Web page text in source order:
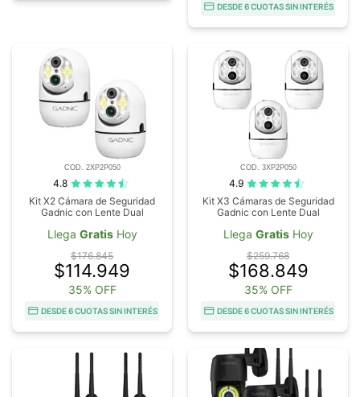
DESDE 6 CUOTAS SIN INTERÉS
COD. 2XP2P050
4.8
Kit X2 Cámara de Seguridad
Gadnic con Lente Dual
Llega GratisHoy
$176.845
$114.949
35% OFF
DESDE 6 CUOTAS SIN INTERÉS
COD. 3XP2P050
4.9
Kit X3 Cámaras de Seguridad
Gadnic con Lente Dual
Llega GratisHoy
$259.768
$168.849
35% OFF
DESDE 6 CUOTAS SIN INTERÉS